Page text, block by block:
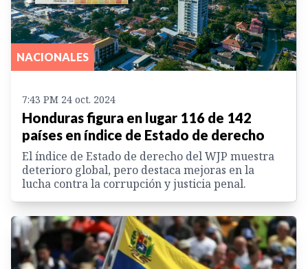
NACIONALES
7:43 PM 24 oct. 2024
Honduras figura en lugar 116 de 142
países en índice de Estado de derecho
El índice de Estado de derecho del WJP muestra
deterioro global, pero destaca mejoras en la
lucha contra la corrupción y justicia penal.